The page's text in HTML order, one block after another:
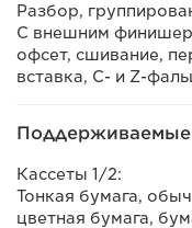
Разбор,
С внешним
офсет, сшивание,
вставка, C- и Z-
Кассеты 1/2:
Тонкая бумага,
цветная бумага,